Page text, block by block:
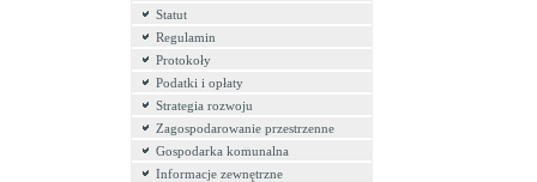
Statut
Regulamin
Protokoły
Podatki i opłaty
Strategia rozwoju
Zagospodarowanie przestrzenne
Gospodarka komunalna
Informacje zewnętrzne